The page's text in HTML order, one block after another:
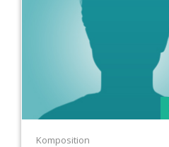
Komposition